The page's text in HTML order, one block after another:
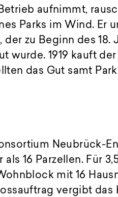
aufnimmt,
Parks im Wind. Er
zu Beginn des 18.
wurde. 1919 kauft
das Gut samt
Neubrück-
16 Parzellen. Für
mit 16
vergibt das